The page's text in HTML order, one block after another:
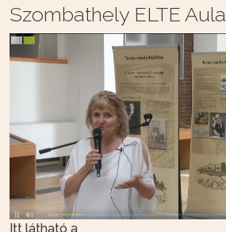
Szombathely ELTE Aula
Itt látható a